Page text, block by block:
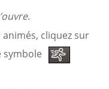
cliquez sur
symbole